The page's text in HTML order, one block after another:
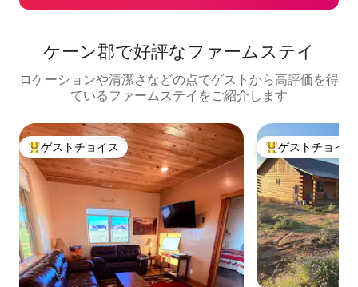
ケーン郡で好評なファームステイ
ロケーションや清潔さなどの点でゲストから高評価を得
ているファームステイをご紹介します
大好評のゲストチョイスです。
ゲストチョイス 大好評のゲスト
ゲストチョイス